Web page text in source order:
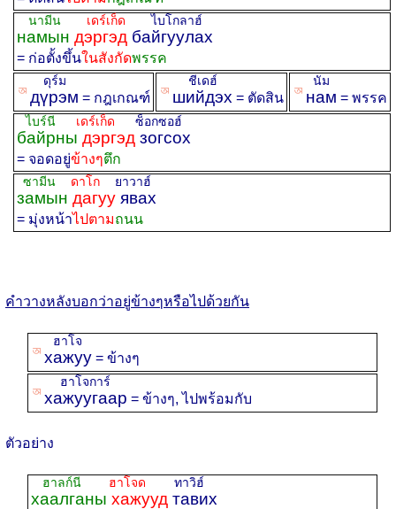
намын дэргэд байгуулах
นามีน เดร์เก็ด ไบโกลาฮ์
= ก่อตั้งขึ้นในสังกัดพรรค
ꡐ дүрэм
ดุร์ม
= กฎเกณฑ์ ꡐ шийдэх
ชีเดฮ์
= ตัดสิน ꡐ нам
นัม
= พรรค
байрны дэргэд зогсох
ไบร์นี เดร์เก็ด ซ็อกซอฮ์
= จอดอยู่ข้างๆตึก
замын дагуу явах
ซามีน ดาโกยาวาฮ์
= มุ่งหน้าไปตามถนน
คำวางหลังบอกว่าอยู่ข้างๆหรือไปด้วยกัน
ꡐ хажуу
ฮาโจ
= ข้างๆ
ꡐ хажуугаар
ฮาโจการ์
= ข้างๆ, ไปพร้อมกับ
ตัวอย่าง
хаалганы хажуудтавих
ฮาลก์นี ฮาโจด ทาวิฮ์